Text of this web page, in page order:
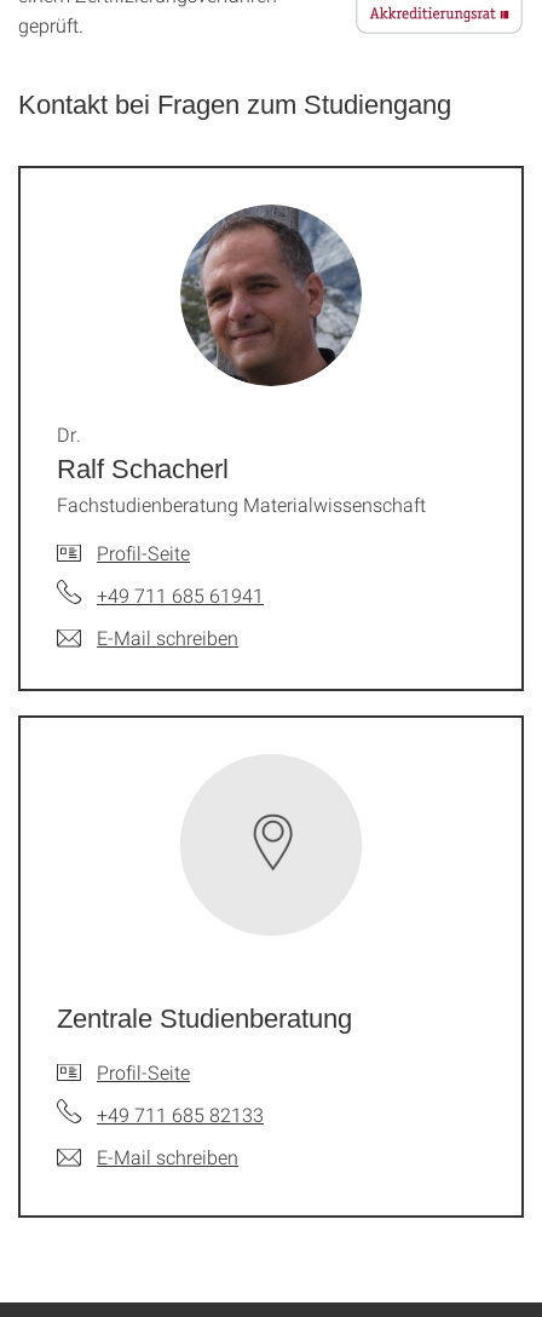
geprüft.
Kontakt bei Fragen zum Studiengang
Ralf Schacherl
Dr.
Fachstudienberatung Materialwissenschaft
Profil-Seite
+49 711 685 61941
E-Mail schreiben
Zentrale Studienberatung
Profil-Seite
+49 711 685 82133
E-Mail schreiben